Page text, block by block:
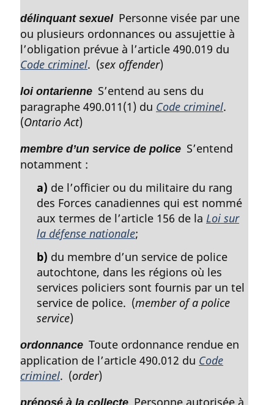
délinquant sexuelPersonne visée par une
ou plusieurs ordonnances ou assujettie à
l’obligation prévue à l’article 490.019 du
Code criminel. (sex offender)
loi ontarienne S’entend au sens du
paragraphe 490.011(1) du Code criminel.
(Ontario Act)
membre d’un service de police S’entend
notamment :
a) de l’officier ou du militaire du rang
des Forces canadiennes qui est nommé
aux termes de l’article 156 de la Loi sur
la défense nationale;
b) du membre d’un service de police
autochtone, dans les régions où les
services policiers sont fournis par un tel
service de police. (member of a police
service)
ordonnance Toute ordonnance rendue en
application de l’article 490.012 du Code
criminel. (order)
préposé à la collecte Personne autorisée à